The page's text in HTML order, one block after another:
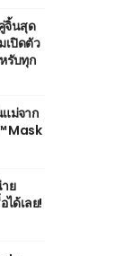
จิ้นสุด
เปิดตัว
รับทุก
ม่จาก
Mask
ย
ด้เลย!